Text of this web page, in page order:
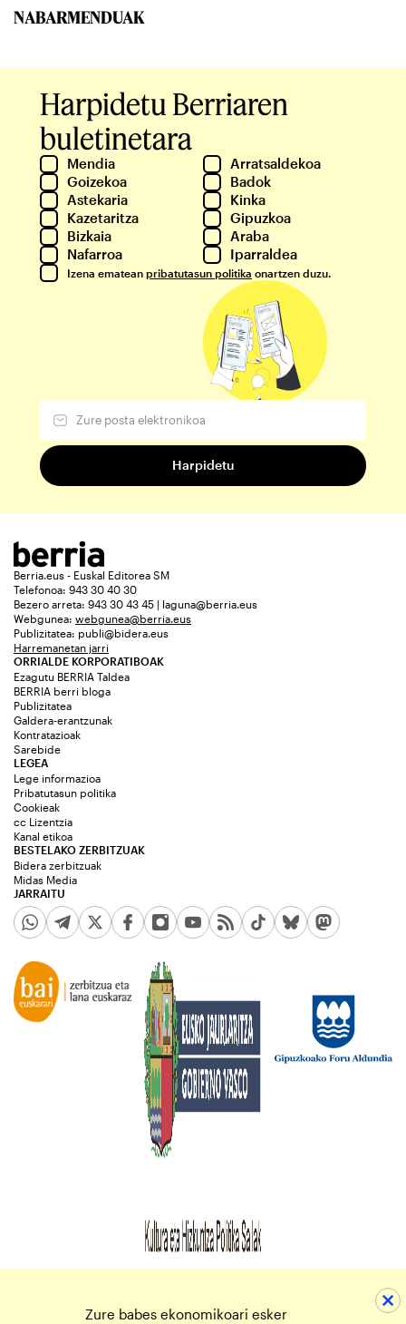
NABARMENDUAK
Harpidetu Berriaren
buletinetara
Mendia
Arratsaldekoa
Goizekoa
Badok
Astekaria
Kinka
Kazetaritza
Gipuzkoa
Bizkaia
Araba
Nafarroa
Iparraldea
Izena ematean pribatutasun politika onartzen duzu.
Berria.eus - Euskal Editorea SM
Telefonoa: 943 30 40 30
Bezero arreta: 943 30 43 45 | laguna@berria.eus
Webgunea: webgunea@berria.eus
Publizitatea: publi@bidera.eus
Harremanetan jarri
ORRIALDE KORPORATIBOAK
Ezagutu BERRIA Taldea
BERRIA berri bloga
Publizitatea
Galdera-erantzunak
Kontratazioak
Sarebide
JARRAITU
LEGEA
Lege informazioa
Pribatutasun politika
Cookieak
cc Lizentzia
Kanal etikoa
BESTELAKO ZERBITZUAK
Bidera zerbitzuak
Midas Media
Zure babes ekonomikoari esker